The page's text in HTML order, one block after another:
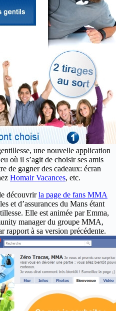
une nouvelle application
où il s’agit de choisir ses amis
de gagner des cadeaux: écran
Homair Vacances, etc.
découvrirla page de fans MMA
et d’assurances du Mans étant
Elle est animée par Emma,
manager du groupe MMA,
rapport à sa version précédente.